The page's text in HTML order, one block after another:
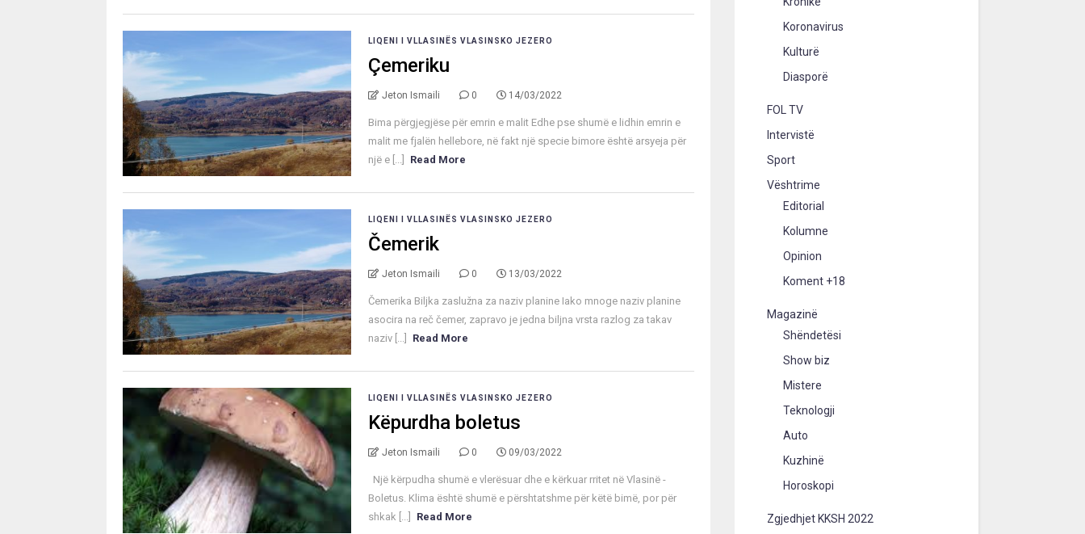
LIQENI I VLLASINËS VLASINSKO JEZERO
Çemeriku
Jeton Ismaili 0 14/03/2022
Bima përgjegjëse për emrin e malit Edhe pse shumë e lidhin emrin e
malit me fjalën hellebore, në fakt një specie bimore është arsyeja për
një e [...]
Read More
LIQENI I VLLASINËS VLASINSKO JEZERO
Čemerik
Jeton Ismaili 0 13/03/2022
Čemerika Biljka zaslužna za naziv planine Iako mnoge naziv planine
asocira na reč čemer, zapravo je jedna biljna vrsta razlog za takav
naziv [...]
Read More
LIQENI I VLLASINËS VLASINSKO JEZERO
Këpurdha boletus
Jeton Ismaili 0 09/03/2022
Një kërpudha shumë e vlerësuar dhe e kërkuar rritet në Vlasinë -
Boletus. Klima është shumë e përshtatshme për këtë bimë, por për
shkak [...]
Read More
Koronavirus
Kulturë
Diasporë
FOL TV
Intervistë
Sport
Vështrime
Editorial
Kolumne
Opinion
Koment +18
Magazinë
Shëndetësi
Show biz
Mistere
Teknologji
Auto
Kuzhinë
Horoskopi
Zgjedhjet KKSH 2022